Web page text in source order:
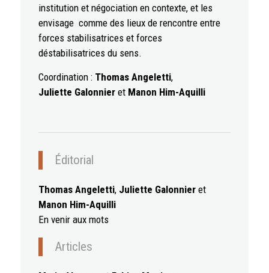
institution et négociation en contexte, et les
envisage comme des lieux de rencontre entre
forces stabilisatrices et forces
déstabilisatrices du sens.
Coordination : Thomas Angeletti,
Juliette Galonnieret Manon Him-Aquilli
Éditorial
Thomas Angeletti, Juliette Galonnieret
Manon Him-Aquilli
En venir aux mots
Articles